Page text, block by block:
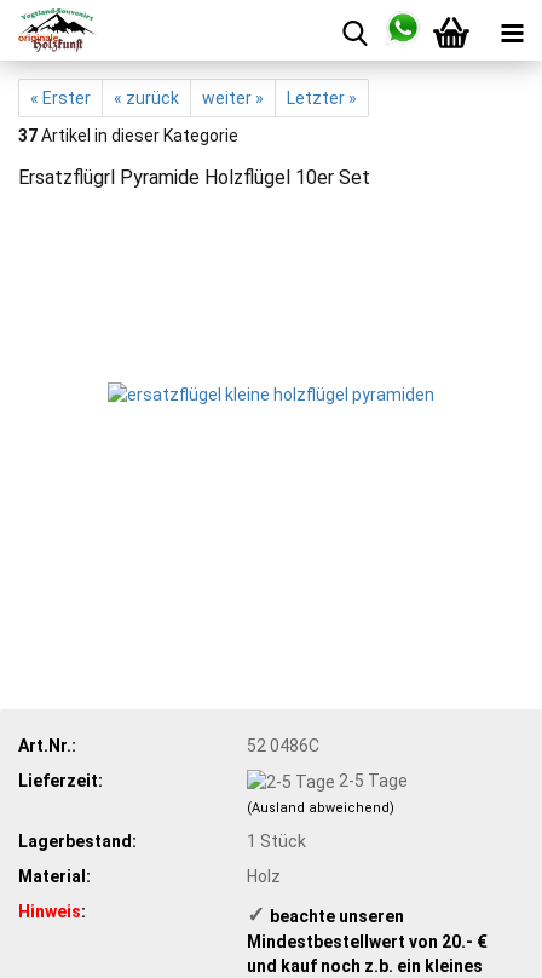
« Erster « zurück weiter »
Letzter »
37Artikel in dieser Kategorie
Ersatzflügrl Pyramide Holzflügel 10er Set
Art.Nr.:
52 0486C
Lieferzeit:
2-5 Tage
(Ausland abweichend)
Lagerbestand: 1 Stück
Material:
Holz
Hinweis: ✓ ​ beachte unseren
Mindestbestellwert von 20.- €
und kauf noch z.b. ein kleines